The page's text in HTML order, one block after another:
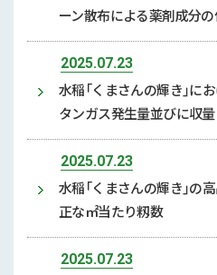
ーン散布による薬剤成分
2025.07.23
水稲「くまさんの輝き」に
タンガス発生量並びに収
2025.07.23
水稲「くまさんの輝き」の
正な㎡当たり籾数
2025.07.23